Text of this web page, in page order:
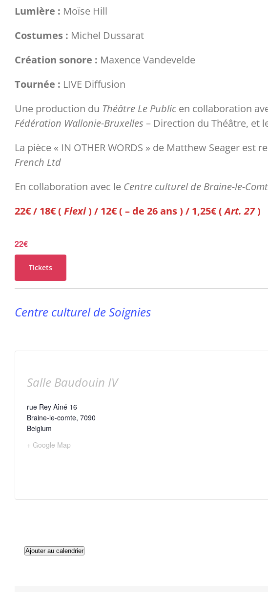
Lumière : Moïse Hill
Costumes : Michel Dussarat
Création sonore : Maxence Vandevelde
Tournée : LIVE Diffusion
Une production du Théâtre Le Public en collaboration
Fédération Wallonie-Bruxelles – Direction du Théâtre, et
La pièce « IN OTHER WORDS » de Matthew Seager est
French Ltd
En collaboration avec le Centre culturel de Braine-le-
22€ / 18€ ( Flexi) / 12€ ( – de 26 ans ) / 1,25€ (Art. 27)
22€
Tickets
Centre culturel de Soignies
Salle Baudouin IV
rue Rey Aîné 16
Braine-le-comte, 7090
Belgium
+ Google Map
Ajouter au calendrier